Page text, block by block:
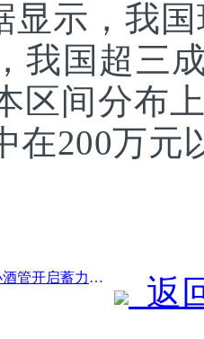
显示，我
我国超三
区间分布
在200万元
前一篇：深蹲起跳，中小酒管开启蓄力新征程
返